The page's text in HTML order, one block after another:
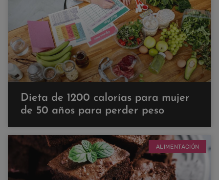
Dieta de 1200 calorías para mujer
de 50 años para perder peso
ALIMENTACIÓN